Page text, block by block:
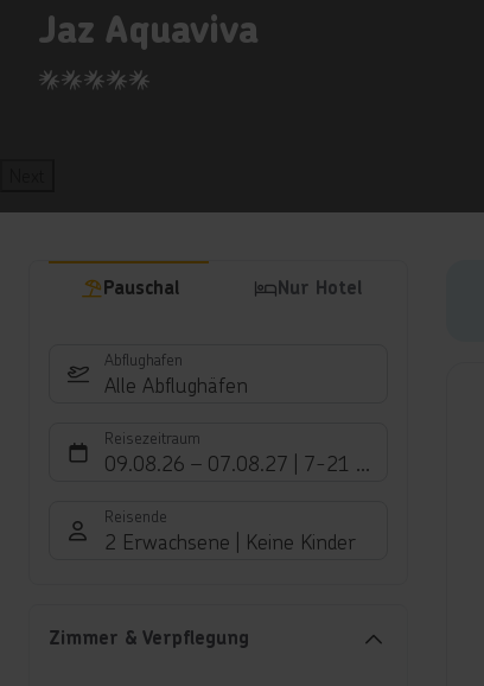
Jaz Aquaviva
5
Pauschal Nur Hotel
Abflughafen
Alle Abflughäfen
Reisezeitraum
09.08.26 – 07.08.27 7-21 Nächte
Reisende
2 Erwachsene Keine Kinder
Zimmer & Verpflegung